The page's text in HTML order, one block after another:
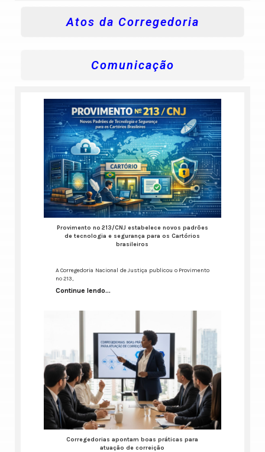
Atos da Corregedoria
Comunicação
Provimento nº 213/CNJ estabelece novos padrões
de tecnologia e segurança para os Cartórios
brasileiros
A Corregedoria Nacional de Justiça publicou o Provimento
nº 213,
Continue lendo...
Corregedorias apontam boas práticas para
atuação de correição